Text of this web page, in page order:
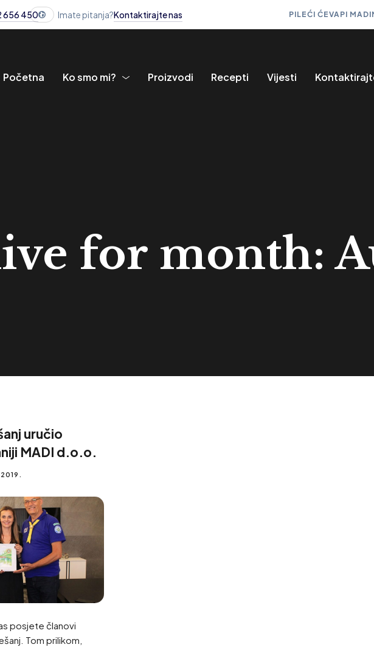
656 450 Imate pitanja?Kontaktirajte nas PILEĆI ĆEVAPI MADI
Početna Ko smo mi? Proizvodi Recepti Vijesti
for month:
uručio
MADI d.o.o.
posjete članovi
Tom prilikom,